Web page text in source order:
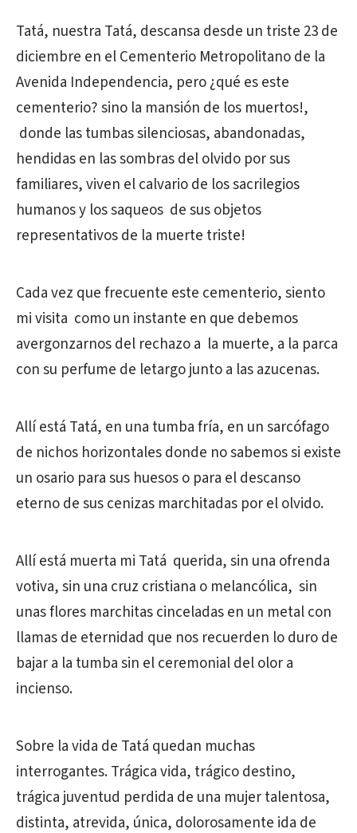
Tatá, nuestra Tatá, descansa desde un triste 23 de
diciembre en el Cementerio Metropolitano de la
Avenida Independencia, pero ¿qué es este
cementerio? sino la mansión de los muertos!,
donde las tumbas silenciosas, abandonadas,
hendidas en las sombras del olvido por sus
familiares, viven el calvario de los sacrilegios
humanos y los saqueos de sus objetos
representativos de la muerte triste!
Cada vez que frecuente este cementerio, siento
mi visita como un instante en que debemos
avergonzarnos del rechazo a la muerte, a la parca
con su perfume de letargo junto a las azucenas.
Allí está Tatá, en una tumba fría, en un sarcófago
de nichos horizontales donde no sabemos si existe
un osario para sus huesos o para el descanso
eterno de sus cenizas marchitadas por el olvido.
Allí está muerta mi Tatá querida, sin una ofrenda
votiva, sin una cruz cristiana o melancólica, sin
unas flores marchitas cinceladas en un metal con
llamas de eternidad que nos recuerden lo duro de
bajar a la tumba sin el ceremonial del olor a
incienso.
Sobre la vida de Tatá quedan muchas
interrogantes. Trágica vida, trágico destino,
trágica juventud perdida de una mujer talentosa,
distinta, atrevida, única, dolorosamente ida de